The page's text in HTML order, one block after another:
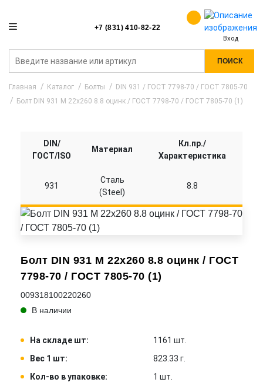
+7 (831) 410-82-22
Вход
ПОИСК
Главная Каталог Болты
DIN 931 / ГОСТ 7798-70 / ГОСТ 7805-70
Болт DIN 931 M 22x260 8.8 оцинк / ГОСТ 7798-70 / ГОСТ 7805-70 (1)
Болт DIN 931 M 22x260 8.8 оцинк / ГОСТ
7798-70 / ГОСТ 7805-70 (1)
009318100220260
В наличии
На складе шт:
1161 шт.
Вес 1 шт:
823.33 г.
Кол-во в упаковке:
1 шт.
DIN/
ГОСТ/ISO
Материал
Кл.пр./
Характеристика
931
Сталь
(Steel)
8.8